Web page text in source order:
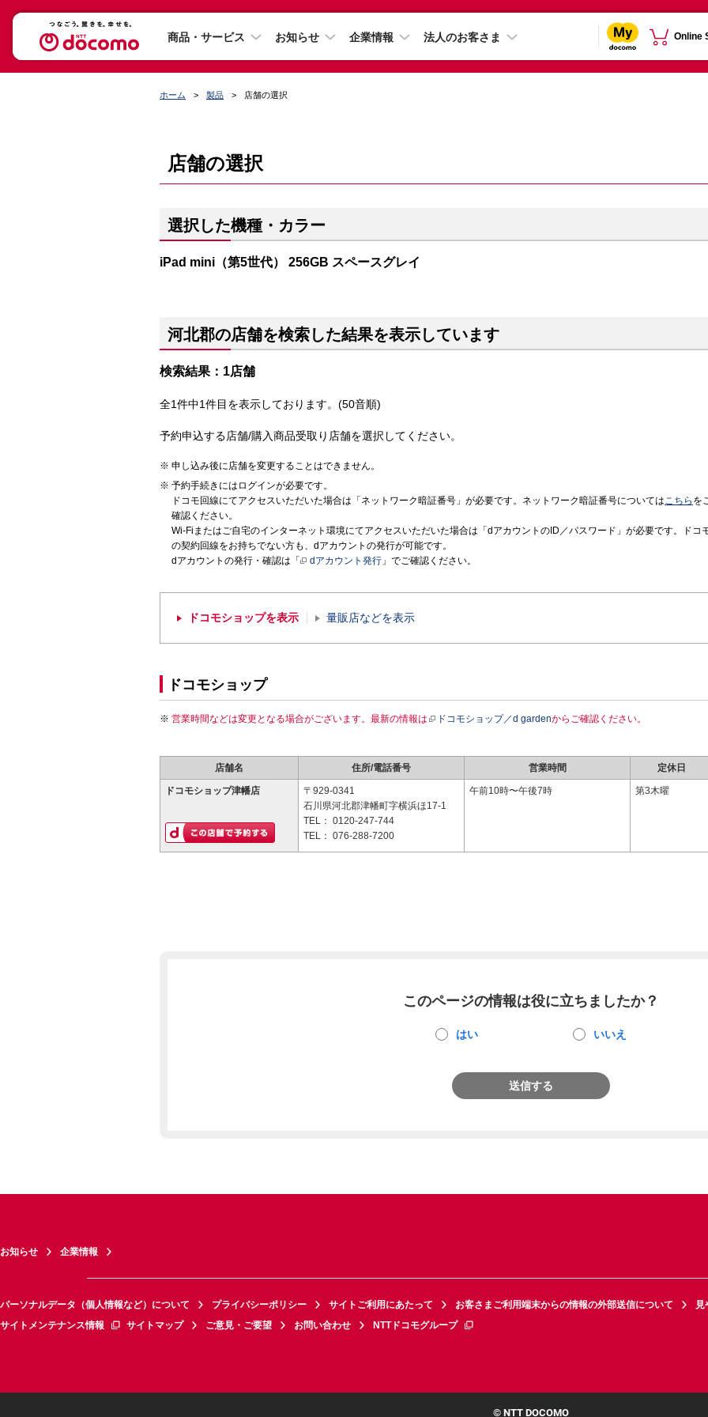
商品・サービス お知らせ 企業情報 法人のお客さま Online
ホーム 製品 店舗の選択
店舗の選択
選択した機種・カラー
iPad mini（第5世代） 256GB スペースグレイ
河北郡の店舗を検索した結果を表示しています
検索結果：1店舗
全1件中1件目を表示しております。(50音順)
予約申込する店舗/購入商品受取り店舗を選択してください。
申し込み後に店舗を変更することはできません。
予約手続きにはログインが必要です。
ドコモ回線にてアクセスいただいた場合は「ネットワーク暗証番号」が必要です。ネットワーク暗証番号についてはこちら を
確認ください。
Wi-Fiまたはご自宅のインターネット環境にてアクセスいただいた場合は「dアカウントのID／パスワード」が必要です。ドコ
の契約回線をお持ちでない方も、dアカウントの発行が可能です。
dアカウントの発行・確認は「
dアカウント発行 」でご確認ください。
ドコモショップを表示 量販店などを表示
ドコモショップ
営業時間などは変更となる場合がございます。最新の情報は ドコモショップ／d gardenからご確認ください。
店舗名 住所/電話番号 営業時間 定休日
ドコモショップ津幡店
〒929-0341
石川県河北郡津幡町字横浜ほ17-1
TEL： 0120-247-744
TEL： 076-288-7200
午前10時〜午後7時 第3木曜
このページの情報は役に立ちましたか？
はい いいえ
送信する
お知らせ 企業情報
パーソナルデータ（個人情報など）について プライバシーポリシー サイトご利用にあたって お客さまご利用端末からの情報の外部送信について
見
サイトメンテナンス情報
サイトマップ ご意見・ご要望 お問い合わせ NTTドコモグループ
© NTT DOCOMO